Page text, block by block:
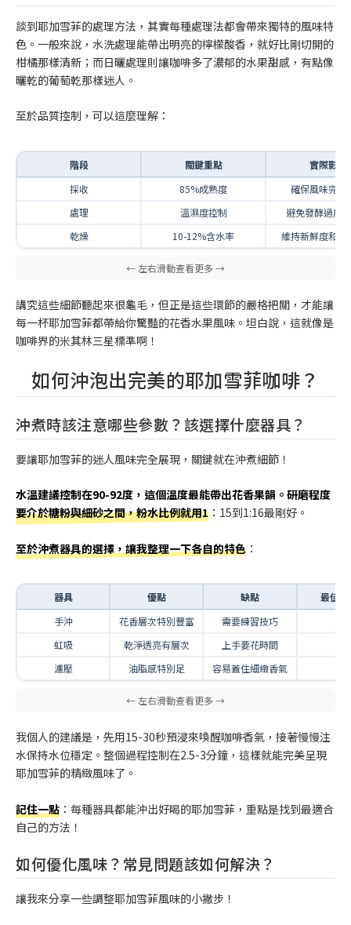
談到耶加雪菲的處理方法，其實每種處理法都會帶來獨特的風味特
色。一般來說，水洗處理能帶出明亮的檸檬酸香，就好比剛切開的
柑橘那樣清新；而日曬處理則讓咖啡多了濃郁的水果甜感，有點像
曬乾的葡萄乾那樣迷人。
至於品質控制，可以這麼理解：
階段 關鍵重點
實際影響
採收
85%成熟度
確保風味完整
處理
溫濕度控制
避免發酵過度
乾燥
10-12%含水率 維持新鮮度和風
講究這些細節聽起來很龜毛，但正是這些環節的嚴格把關，才能讓
每一杯耶加雪菲都帶給你驚豔的花香水果風味。坦白說，這就像是
咖啡界的米其林三星標準啊！
如何沖泡出完美的耶加雪菲咖啡？
沖煮時該注意哪些參數？該選擇什麼器具？
要讓耶加雪菲的迷人風味完全展現，關鍵就在沖煮細節！
水溫建議控制在90-92度，這個溫度最能帶出花香果韻。研磨程度
要介於糖粉與細砂之間，粉水比例就用1 ：15到1:16最剛好。
至於沖煮器具的選擇，讓我整理一下各自的特色 ：
器具 優點 缺點
最佳粉
手沖
花香層次特別豐富 需要練習技巧
虹吸
乾淨透亮有層次 上手要花時間
濾壓
油脂感特別足 容易蓋住細緻香氣
我個人的建議是，先用15-30秒預浸來喚醒咖啡香氣，接著慢慢注
水保持水位穩定。整個過程控制在2.5-3分鐘，這樣就能完美呈現
耶加雪菲的精緻風味了。
記住一點 ：每種器具都能沖出好喝的耶加雪菲，重點是找到最適合
自己的方法！
如何優化風味？常見問題該如何解決？
讓我來分享一些調整耶加雪菲風味的小撇步！